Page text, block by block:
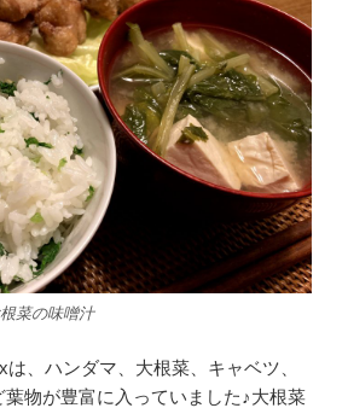
菜の味噌汁
、ハンダマ、大根菜、キャベツ、
葉物が豊富に入っていました♪大根菜